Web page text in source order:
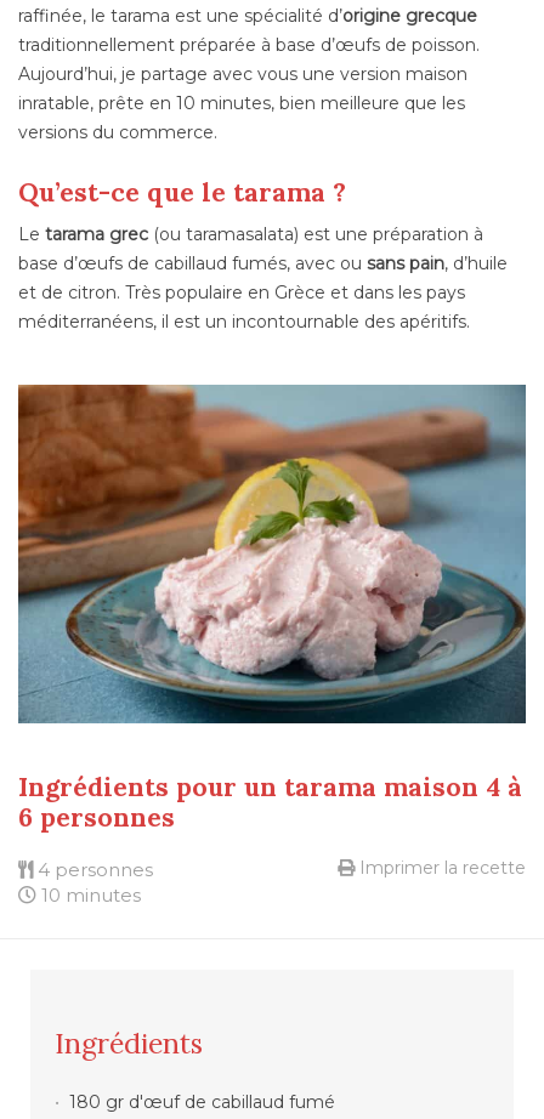
raffinée, le tarama est une spécialité d’origine grecque
traditionnellement préparée à base d’œufs de poisson.
Aujourd’hui, je partage avec vous une version maison
inratable, prête en 10 minutes, bien meilleure que les
versions du commerce.
Qu’est-ce que le tarama ?
Le tarama grec (ou taramasalata) est une préparation à
base d’œufs de cabillaud fumés, avec ou sans pain, d’huile
et de citron. Très populaire en Grèce et dans les pays
méditerranéens, il est un incontournable des apéritifs.
Ingrédients pour un tarama maison 4 à
6 personnes
4 personnes
10 minutes
Imprimer la recette
Ingrédients
180 gr d'œuf de cabillaud fumé